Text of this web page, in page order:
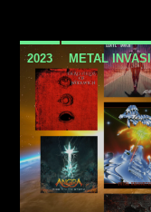
2023 METAL
SEPTEMBRE